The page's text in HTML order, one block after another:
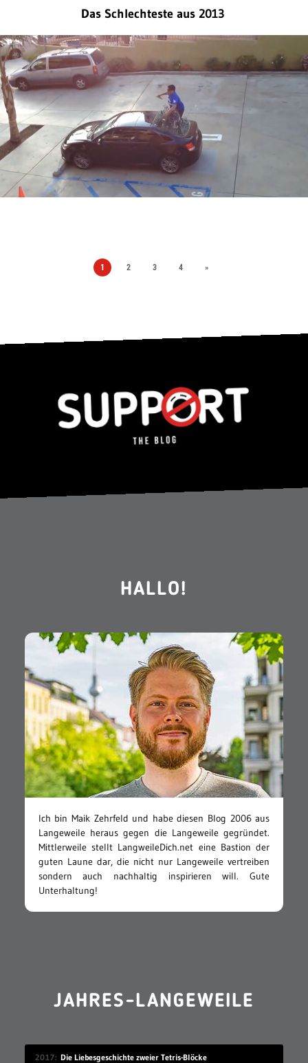
Das Schlechteste aus 2013
1 2 3 4 »
HALLO!
Ich bin Maik Zehrfeld und habe diesen Blog 2006 aus
Langeweile heraus gegen die Langeweile gegründet.
Mittlerweile stellt LangweileDich.net eine Bastion der
guten Laune dar, die nicht nur Langeweile vertreiben
sondern auch nachhaltig inspirieren will. Gute
Unterhaltung!
JAHRES-LANGEWEILE
2017 Die Liebesgeschichte zweier Tetris-Blöcke